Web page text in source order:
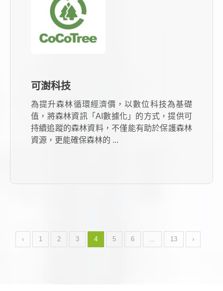
可澍科技
為提升森林循環經濟價，以數位科技為基礎
值，將森林資訊「AI數據化」的方式，提供可
持續追蹤的森林資料，不僅能有助於保護森林
資源，更能確保森林的 ...
‹ 1 2 3 4 5 6 ... 13 ›